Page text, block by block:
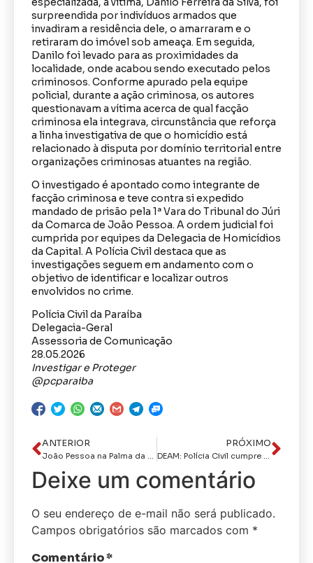
surpreendida por indivíduos armados que
invadiram a residência dele, o amarraram e o
retiraram do imóvel sob ameaça. Em seguida,
Danilo foi levado para as proximidades da
localidade, onde acabou sendo executado pelos
criminosos. Conforme apurado pela equipe
policial, durante a ação criminosa, os autores
questionavam a vítima acerca de qual facção
criminosa ela integrava, circunstância que reforça
a linha investigativa de que o homicídio está
relacionado à disputa por domínio territorial entre
organizações criminosas atuantes na região.
O investigado é apontado como integrante de
facção criminosa e teve contra si expedido
mandado de prisão pela 1ª Vara do Tribunal do Júri
da Comarca de João Pessoa. A ordem judicial foi
cumprida por equipes da Delegacia de Homicídios
da Capital. A Polícia Civil destaca que as
investigações seguem em andamento com o
objetivo de identificar e localizar outros
envolvidos no crime.
Polícia Civil da Paraíba
Delegacia-Geral
Assessoria de Comunicação
28.05.2026
Investigar e Proteger
@pcparaiba
ANTERIOR
João Pessoa na Palma da MãoLeo Bezerra intensifica fiscalização e pede apoio da população no descarte de resíduos e disponibiliza canal de atendimento
PRÓXIMO
DEAM: Polícia Civil cumpre mandados de prisão contra condenado por estupro de vulnerável em João Pessoa
Deixe um comentário
O seu endereço de e-mail não será publicado.
Campos obrigatórios são marcados com *
Comentário*